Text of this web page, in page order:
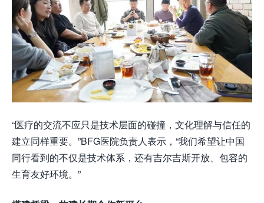
“医疗的交流不应只是技术层面的碰撞，文化理解与信任的
建立同样重要。”BFG医院负责人表示，“我们希望让中国
同行看到的不仅是技术体系，还有吉尔吉斯开放、包容的
生育友好环境。”